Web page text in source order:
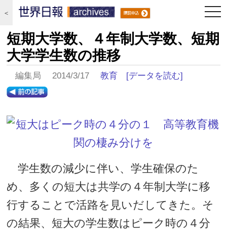
＜
短期大学数、４年制大学数、短期
大学学生数の推移
編集局 2014/3/17教育 [データを読む]
学生数の減少に伴い、学生確保のた
め、多くの短大は共学の４年制大学に移
行することで活路を見いだしてきた。そ
の結果、短大の学生数はピーク時の４分